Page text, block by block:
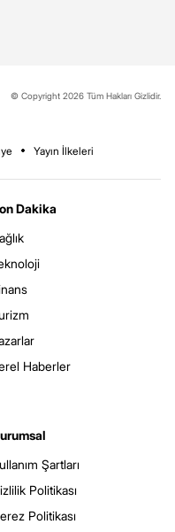
© Copyright 2026 Tüm Hakları Gizlidir.
Yayın İlkeleri
Dakika
Haberler
Şartları
Politikası
Politikası